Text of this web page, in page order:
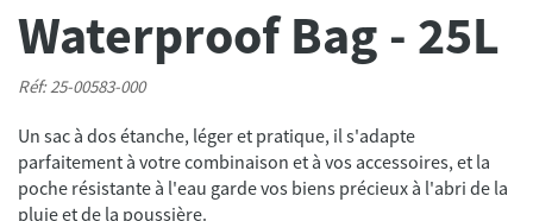
Waterproof Bag - 25L
Réf: 25-00583-000
Un sac à dos étanche, léger et pratique, il s'adapte
parfaitement à votre combinaison et à vos accessoires, et la
poche résistante à l'eau garde vos biens précieux à l'abri de la
pluie et de la poussière.